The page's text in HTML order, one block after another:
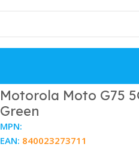
Motorola Moto G75
Green
MPN:
EAN: 840023273711